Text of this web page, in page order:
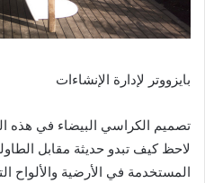
بايزووتر لإدارة الإنشاءات
تصميم الكراسي البيضاء في هذه
لاحظ كيف تبدو حديثة مقابل
المستخدمة في الأرضية والألواح